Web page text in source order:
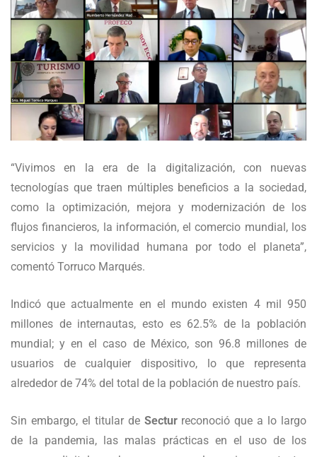
“Vivimos en la era de la digitalización, con nuevas
tecnologías que traen múltiples beneficios a la sociedad,
como la optimización, mejora y modernización de los
flujos financieros, la información, el comercio mundial, los
servicios y la movilidad humana por todo el planeta”,
comentó Torruco Marqués.
Indicó que actualmente en el mundo existen 4 mil 950
millones de internautas, esto es 62.5% de la población
mundial; y en el caso de México, son 96.8 millones de
usuarios de cualquier dispositivo, lo que representa
alrededor de 74% del total de la población de nuestro país.
Sin embargo, el titular de Secturreconoció que a lo largo
de la pandemia, las malas prácticas en el uso de los